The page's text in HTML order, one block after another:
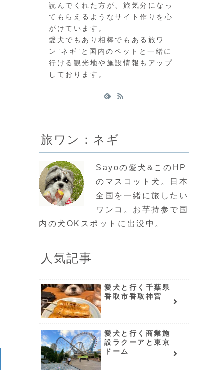
読んでくれた方が、旅気分になっ
てもらえるようなサイト作りを心
がけています。
愛犬でもあり相棒でもある旅ワ
ン”ネギ”と国内のペットと一緒に
行ける観光地や施設情報もアップ
しております。
旅ワン：ネギ
Sayoの愛犬&このHP
のマスコット犬。日本
全国を一緒に旅したい
ワンコ。お芋持参で国
内の犬OKスポットに出没中。
人気記事
愛犬と行く千葉県
香取市香取神宮
愛犬と行く商業施
設ラクーアと東京
ドーム